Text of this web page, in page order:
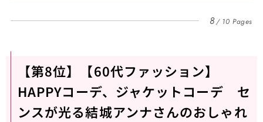
8 10 Pages
【第8位】【60代ファッション】
HAPPYコーデ、ジャケットコーデ セ
ンスが光る結城アンナさんのおしゃれ